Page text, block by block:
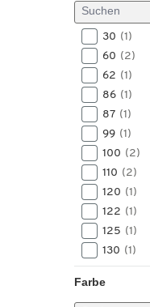
55
6(3)
25,3
25,7(2)
30 (1)
60 (2)
62 (1)
86 (1)
87 (1)
99 (1)
100 (2)
110 (2)
120 (1)
122 (1)
125 (1)
130 (1)
131(1)
133
Farbe